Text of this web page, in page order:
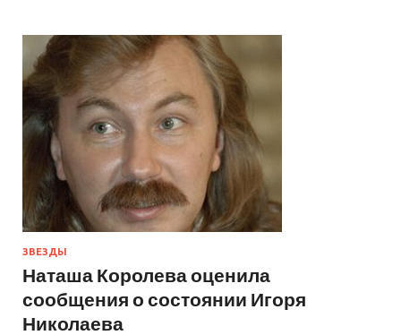
ЗВЕЗДЫ
Наташа Королева оценила
сообщения о состоянии Игоря
Николаева